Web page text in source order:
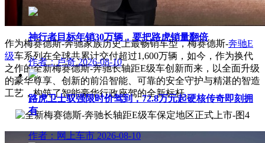
作为梅赛德斯-奔驰家族历史上最畅销车型，梅赛德斯-奔驰E
级车系列在全球共累计交付超过1,600万辆，如今，作为换代
之作的全新梅赛德斯-奔驰长轴距E级车创新而来，以全面升级
的豪华尊享、创新的前沿智能、可靠的安全守护与精湛的智造
工艺，构筑了智能豪华行政座驾的全新标杆。
神行者目标年销30万辆，要把路虎销量翻倍
作者：卢奇 2026-08-10
路虎卫士驭强限时价驾到，72.8万元起硬核传奇即刻拥
有
作者：网上车市 2026-08-10